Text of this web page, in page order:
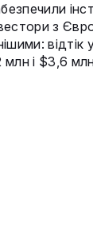
з
відтік
і $3,6